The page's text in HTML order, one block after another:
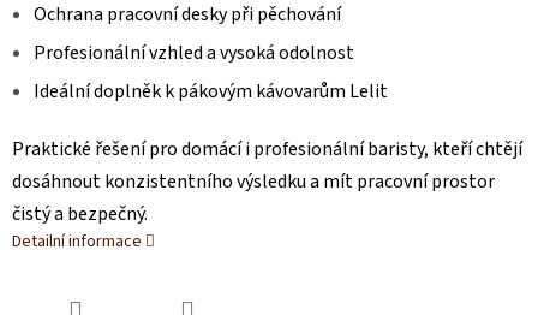
Ochrana pracovní desky při pěchování
Profesionální vzhled a vysoká odolnost
Ideální doplněk k pákovým kávovarům Lelit
Praktické řešení pro domácí i profesionální baristy, kteří chtějí
dosáhnout konzistentního výsledku a mít pracovní prostor
čistý a bezpečný.
Detailní informace